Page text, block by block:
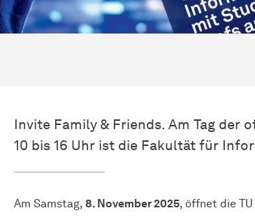
Invite Family & Friends. Am Tag der
10 bis 16 Uhr ist die Fakultät für
Am Samstag, 8. November 2025, öffnet die